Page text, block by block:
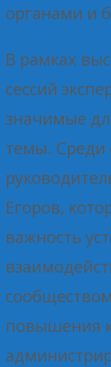
органами и
В рамках
сессий
значимые
темы.
Егоров,
важность
повышения